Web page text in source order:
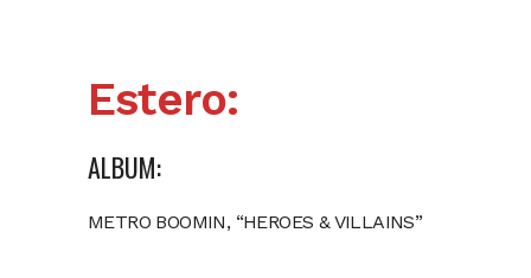
Estero:
ALBUM:
METRO BOOMIN, “HEROES & VILLAINS”